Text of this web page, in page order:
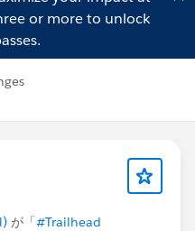
or more to unlock
が「#Trailhead